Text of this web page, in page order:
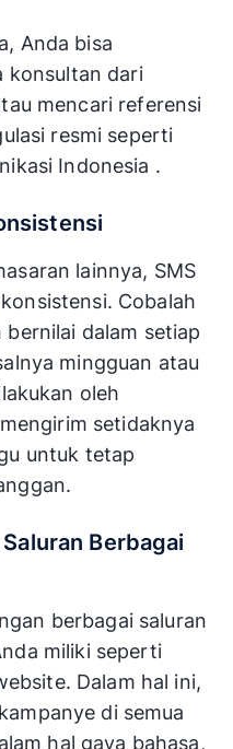
Anda bisa
konsultan dari
mencari referensi
resmi seperti
Indonesia .
lainnya, SMS
Cobalah
dalam setiap
mingguan atau
oleh
setidaknya
untuk tetap
Berbagai
berbagai saluran
miliki seperti
Dalam hal ini,
di semua
hal gaya bahasa,